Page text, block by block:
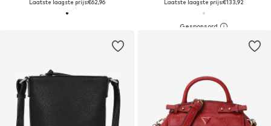
Laatste laagste prijs:€62,96 Laatste laagste prijs:€133,92